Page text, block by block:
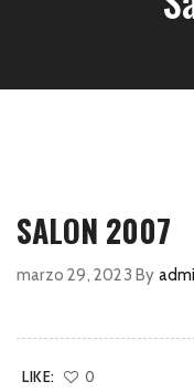
SALON 2007
marzo 29, 2023 By
LIKE: 0